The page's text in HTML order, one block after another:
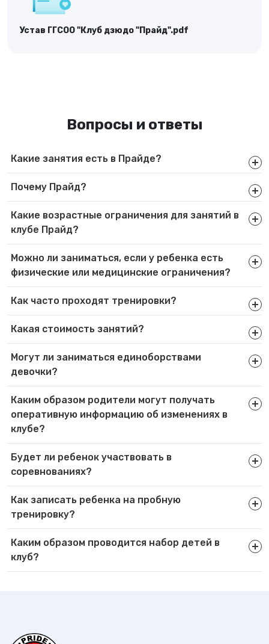
Устав ГГСОО "Клуб дзюдо "Прайд".pdf
Вопросы и ответы
Какие занятия есть в Прайде?
Почему Прайд?
Какие возрастные ограничения для занятий в
клубе Прайд?
Можно ли заниматься, если у ребенка есть
физические или медицинские ограничения?
Как часто проходят тренировки?
Какая стоимость занятий?
Могут ли заниматься единоборствами
девочки?
Каким образом родители могут получать
оперативную информацию об изменениях в
клубе?
Будет ли ребенок участвовать в
соревнованиях?
Как записать ребенка на пробную
тренировку?
Каким образом проводится набор детей в
клуб?